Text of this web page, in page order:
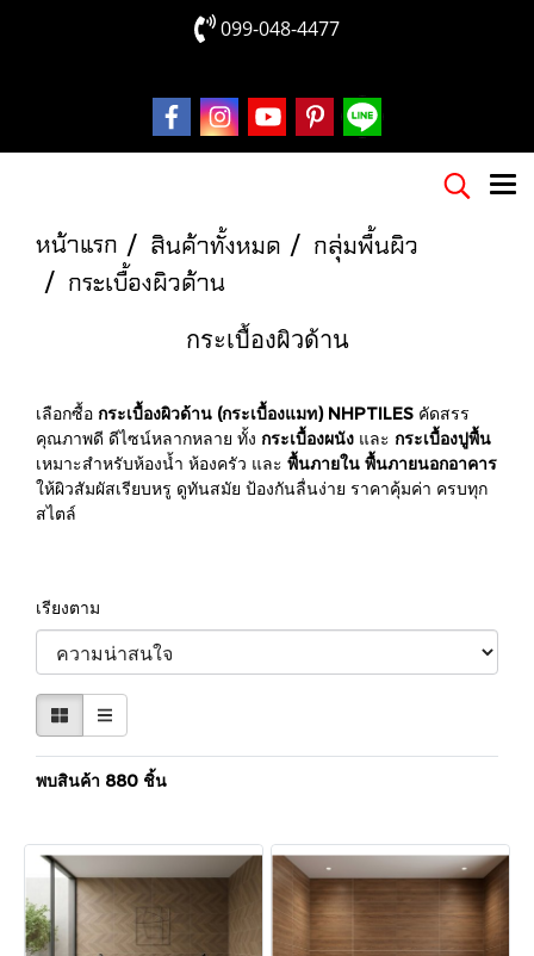
099-048-4477
หน้าแรก สินค้าทั้งหมด
กลุ่มพื้นผิว
กระเบื้องผิวด้าน
กระเบื้องผิวด้าน
เลือกซื้อ กระเบื้องผิวด้าน (กระเบื้องแมท) NHPTILES คัดสรร
คุณภาพดี ดีไซน์หลากหลาย ทั้ง กระเบื้องผนัง และ กระเบื้องปูพื้น
เหมาะสำหรับห้องน้ำ ห้องครัว และ พื้นภายใน พื้นภายนอกอาคาร
ให้ผิวสัมผัสเรียบหรู ดูทันสมัย ป้องกันลื่นง่าย ราคาคุ้มค่า ครบทุก
สไตล์
เรียงตาม
พบสินค้า 880 ชิ้น